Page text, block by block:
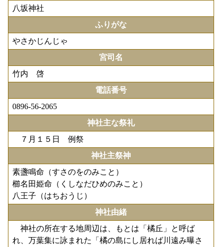
八坂神社
ふりがな
やさかじんじゃ
宮司名
竹内 啓
電話番号
0896-56-2065
神社主な祭礼
７月１５日 例祭
神社主祭神
素盞鳴命（すさのをのみこと）
櫛名田姫命（くしなだひめのみこと）
八王子（はちおうじ）
神社由緒
神社の所在する地周辺は、もとは「橘丘」と呼ば
れ、万葉集に詠まれた「橘の島にし居れば川遠み曝さ